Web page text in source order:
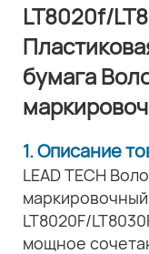
LT8020f/
бумага
1. Описание
LEAD TECH
LT8020F/
мощное